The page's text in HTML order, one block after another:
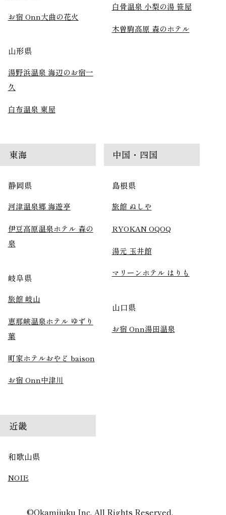
お宿 Onn大曲の花火
山形県
湯野浜温泉 海辺のお宿一
久
白布温泉 東屋
白骨温泉 小梨の湯 笹屋
木曽駒高原 森のホテル
東海
静岡県
河津温泉郷 海遊亭
伊豆高原温泉ホテル 森の
泉
岐阜県
旅館 岐山
恵那峡温泉ホテル ゆずり
葉
町家ホテルおやど baison
お宿 Onn中津川
近畿
和歌山県
NOIE
中国・四国
島根県
旅館 ぬしや
RYOKAN OQOQ
湯元 玉井館
マリーンホテル はりも
山口県
お宿 Onn湯田温泉
©Okamijuku Inc. All Rights Reserved.
TEL 宿泊予約